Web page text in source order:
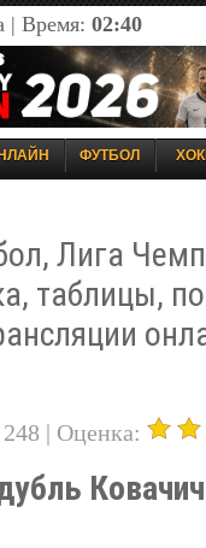
| Время: 02:40
ФУТБОЛ
Лига
таблицы,
248 | Оценка: